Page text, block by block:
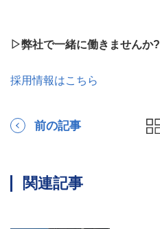
▷弊社で一緒に働きませんか?
採用情報はこちら
前の記事
関連記事